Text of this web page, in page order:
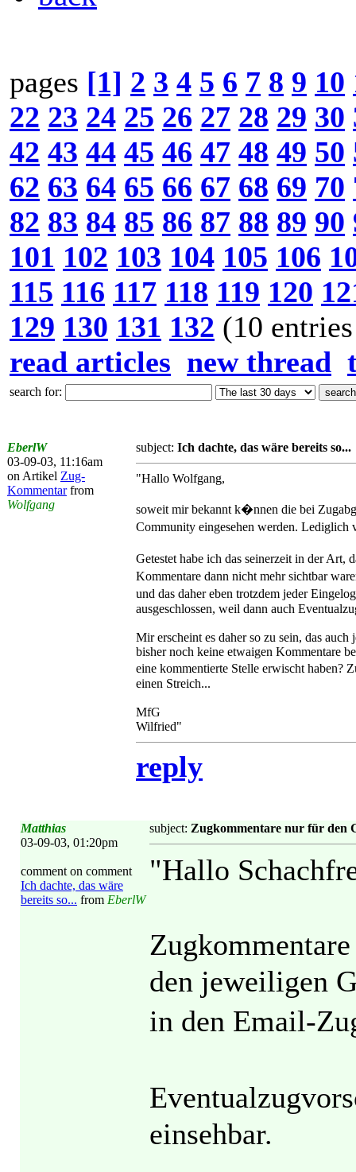
pages [1] 2 3 4 5 6 7 8 9 10
22 23 24 25 26 27 28 29 30
42 43 44 45 46 47 48 49 50
62 63 64 65 66 67 68 69 70
82 83 84 85 86 87 88 89 90
101 102 103 104 105 106
115 116 117 118 119 120
129 130 131 132 (10
read articles new thread
search for:
EberlW
03-09-03, 11:16am
on Artikel Zug-
Kommentarfrom
Wolfgang
subject: Ich dachte, das wäre bereits so...
"Hallo Wolfgang,
soweit mir bekannt k�nnen die bei
Community eingesehen werden. Lediglich
Getestet habe ich das seinerzeit in der
Kommentare dann nicht mehr sichtbar
und das daher eben trotzdem jeder
ausgeschlossen, weil dann auch
Mir erscheint es daher so zu sein, das
bisher noch keine etwaigen Kommentare
eine kommentierte Stelle erwischt haben?
einen Streich...
MfG
Wilfried"
reply
Matthias
03-09-03, 01:20pm
comment on comment
Ich dachte, das wäre
bereits so... from EberlW
subject: Zugkommentare nur für den
"Hallo
den jeweiligen
in den Email-
einsehbar.